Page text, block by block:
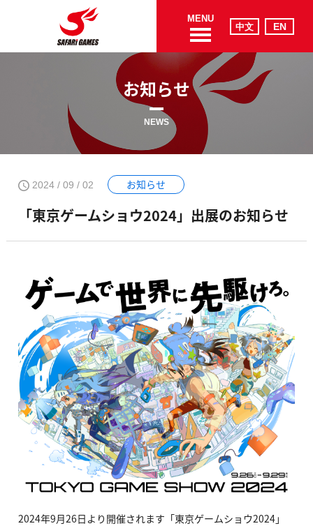
MENU
お知らせ
NEWS
2024 / 09 / 02 お知らせ
「東京ゲームショウ2024」出展のお知らせ
2024年9月26日より開催されます「東京ゲームショウ2024」